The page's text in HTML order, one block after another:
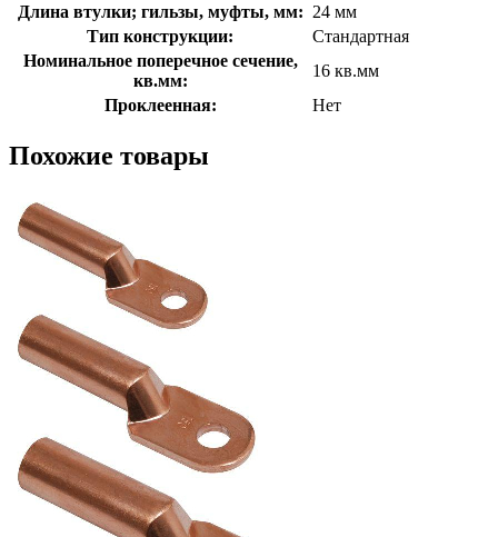
Длина втулки; гильзы, муфты, мм: 24 мм
Тип конструкции:
Стандартная
Номинальное поперечное сечение,
кв.мм:
16 кв.мм
Проклеенная:
Нет
Похожие товары